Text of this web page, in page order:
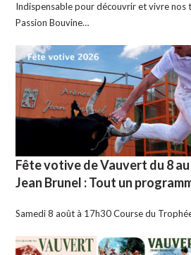
Indispensable pour découvrir et vivre nos
Passion Bouvine…
Fête votive de Vauvert du 8
Jean Brunel : Tout un
Samedi 8 août à 17h30 Course du